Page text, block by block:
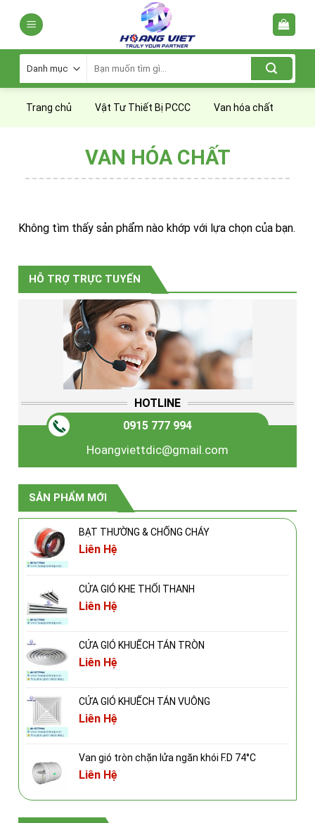
kiếm:
Trang chủ Vật Tư Thiết Bị PCCC Van hóa chất
VAN HÓA CHẤT
Không tìm thấy sản phẩm nào khớp với lựa chọn của bạn.
HỖ TRỢ TRỰC TUYẾN
HOTLINE
0915 777 994
Hoangviettdic@gmail.com
SẢN PHẨM MỚI
BẠT THƯỜNG & CHỐNG CHÁY
Liên Hệ
CỬA GIÓ KHE THỔI THANH
Liên Hệ
CỬA GIÓ KHUẾCH TÁN TRÒN
Liên Hệ
CỬA GIÓ KHUẾCH TÁN VUÔNG
Liên Hệ
Van gió tròn chặn lửa ngăn khói F.D 74°C
Liên Hệ